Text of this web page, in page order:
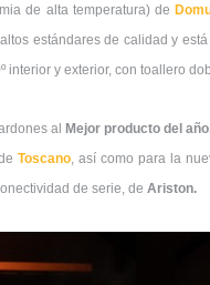
de alta temperatura) de
estándares de calidad y
y exterior, con toallero
al Mejor producto del
Toscano, así como para la
de serie, de Ariston.